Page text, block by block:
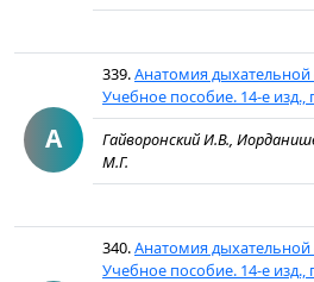
А
339.Анатомия дыхательной
Учебное пособие. 14-е изд.,
Гайворонский И.В.,
М.Г.
340.Анатомия дыхательной
Учебное пособие. 14-е изд.,